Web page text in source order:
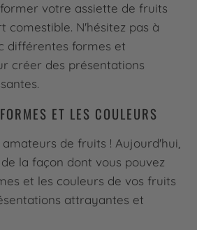
votre assiette de fruits
N'hésitez pas à
différentes formes et
créer des présentations
ET LES COULEURS
de fruits ! Aujourd'hui,
la façon dont vous pouvez
et les couleurs de vos fruits
attrayantes et